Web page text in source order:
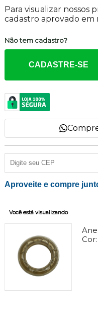
Para visualizar nossos
cadastro aprovado em
Não tem cadastro?
CADASTRE-SE
Aproveite e compre
Você está visualizando
Cor: